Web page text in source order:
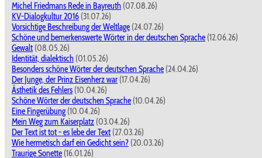
Michel Friedmans Rede in Bayreuth (07.08.26)
KV-Dialogkultur 2016 (31.07.26)
Vorsichtige Beschreibung der Weltlage (24.07.26)
Schöne und bemerkenswerte Wörter in der deutschen Sprache (12.06.26)
Gewalt (08.05.26)
Identität, dialektisch (01.05.26)
Besonders schöne Wörter der deutschen Sprache (24.04.26)
Der Junge, der Prinz Eisenherz war (17.04.26)
Ästhetik des Fehlers (10.04.26)
Schöne Wörter der deutschen Sprache (10.04.26)
Eine Fingerübung (10.04.26)
Mein Weg zum Kaiserplatz (03.04.26)
Der Text ist tot - es lebe der Text (27.03.26)
Wie hermetisch darf ein Gedicht sein? (20.03.26)
Traurige Sonette (16.01.26)